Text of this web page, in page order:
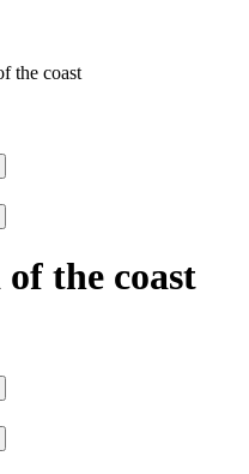
the coast
the coast